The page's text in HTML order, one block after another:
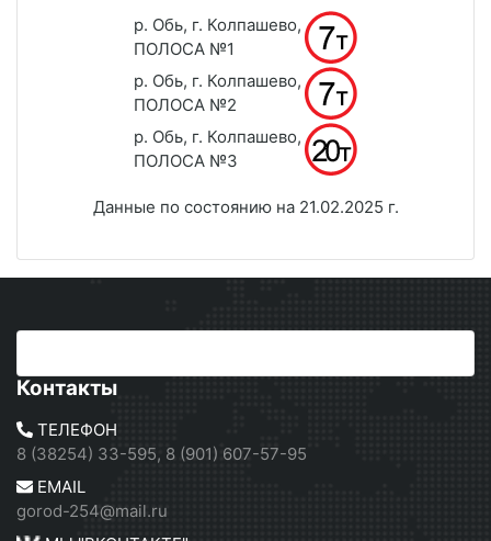
р. Обь, г. Колпашево,
ПОЛОСА №1
р. Обь, г. Колпашево,
ПОЛОСА №2
р. Обь, г. Колпашево,
ПОЛОСА №3
Данные по состоянию на 21.02.2025 г.
Контакты
ТЕЛЕФОН
8 (38254) 33-595, 8 (901) 607-57-95
EMAIL
gorod-254@mail.ru